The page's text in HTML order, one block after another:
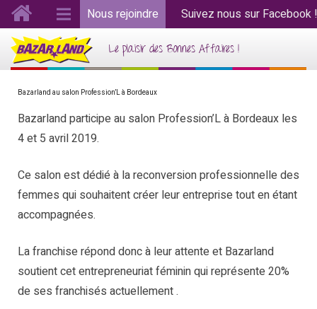
Nous rejoindre Suivez nous sur Facebook
Le plaisir des Bonnes Affaires !
Bazarland au salon Profession’L à Bordeaux
Bazarland participe au salon Profession’L à Bordeaux les
4 et 5 avril 2019.
Ce salon est dédié à la reconversion professionnelle des
femmes qui souhaitent créer leur entreprise tout en étant
accompagnées.
La franchise répond donc à leur attente et Bazarland
soutient cet entrepreneuriat féminin qui représente 20%
de ses franchisés actuellement .